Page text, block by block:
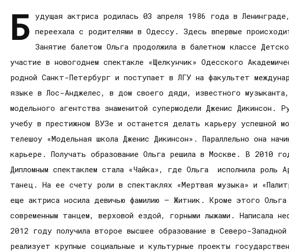
Б удущая актриса родилась 03 апреля 1986 года в
переехала с родителями в Одессу. Здесь впервые
Занятие балетом Ольга продолжила в балетном классе
участие в новогоднем спектакле «Щелкунчик» Одесского
родной Санкт-Петербург и поступает в ЛГУ на факультет
языке в Лос-Анджелес, в дом своего дяди, известного
модельного агентства знаменитой супермодели Дженис Дикинсон.
учебу в престижном ВУЗе и останется делать карьеру успешной
телешоу «Модельная школа Дженис Дикинсон». Параллельно она
карьере. Получать образование Ольга решила в Москве. В 2010
Дипломным спектаклем стала «Чайка», где Ольга исполнила
танец. На ее счету роли в спектаклях «Мертвая музыка» и
еще актриса носила девичью фамилию – Житник. Кроме этого
современным танцем, верховой ездой, горными лыжами. Написала
2012 году получила второе высшее образование в Северо-
реализует крупные социальные и культурные проекты